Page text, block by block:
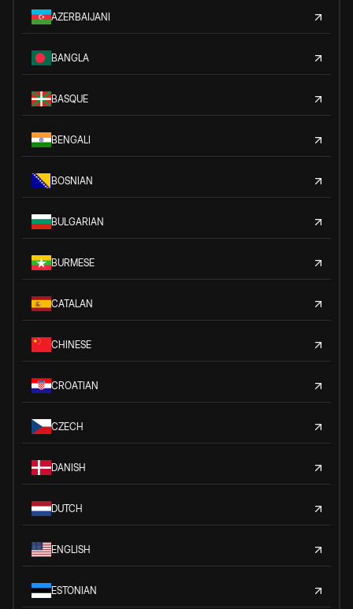
AZERBAIJANI
BANGLA
BASQUE
BENGALI
BOSNIAN
BULGARIAN
BURMESE
CATALAN
CHINESE
CROATIAN
CZECH
DANISH
DUTCH
ENGLISH
ESTONIAN